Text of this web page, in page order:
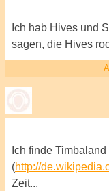
Ich hab Hives und
sagen, die Hives
Ich finde
(http://
Zeit...